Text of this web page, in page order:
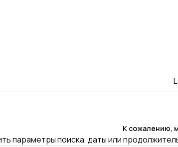
К сожалению,
параметры поиска, даты или